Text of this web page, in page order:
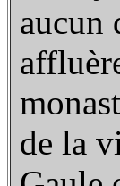
aucun
de la